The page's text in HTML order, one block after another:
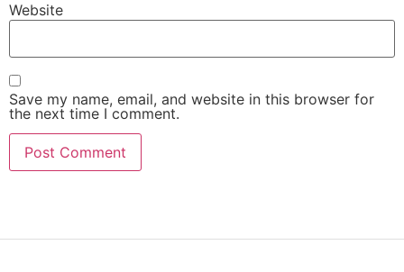
Website
Save my name, email, and website in this browser for
the next time I comment.